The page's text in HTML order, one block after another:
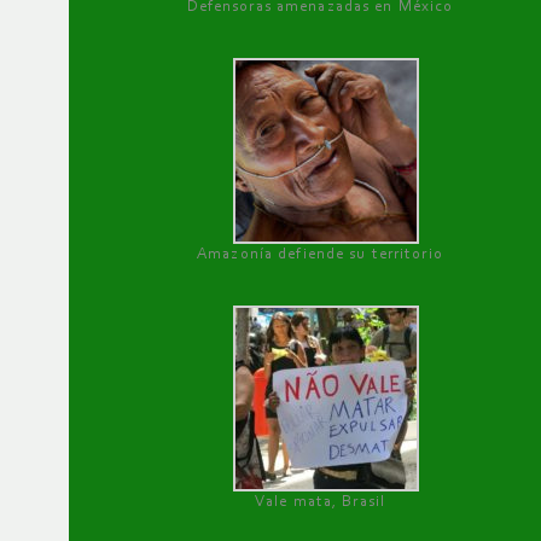
Defensoras amenazadas en México
Amazonía defiende su territorio
Vale mata, Brasil